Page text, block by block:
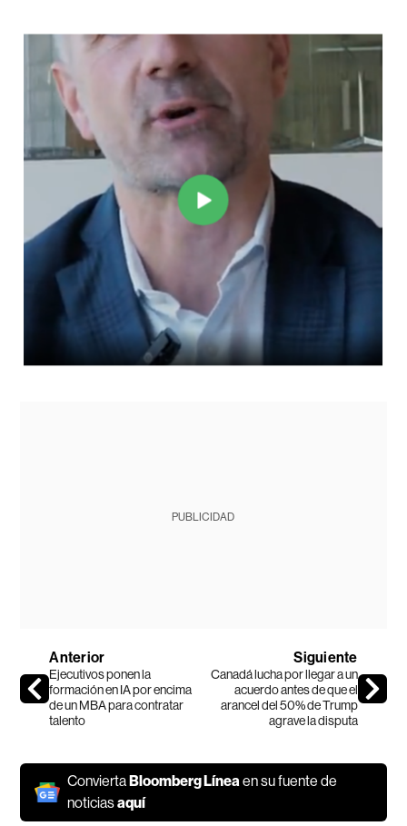
PUBLICIDAD
Anterior
Ejecutivos ponen la
formación en IA por encima
de un MBA para contratar
talento
Siguiente
Canadá lucha por llegar a un
acuerdo antes de que el
arancel del 50% de Trump
agrave la disputa
ConviertaBloomberg Líneaen su fuente de
noticiasaquí